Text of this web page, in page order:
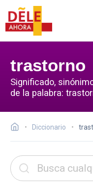
trastorno
Significado,
de la palabra:
Diccionario